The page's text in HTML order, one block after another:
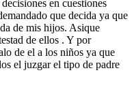
en cuestiones
que decida ya que
de mis hijos. Asique
de ellos . Y por
de el a los niños ya que
el juzgar el tipo de padre